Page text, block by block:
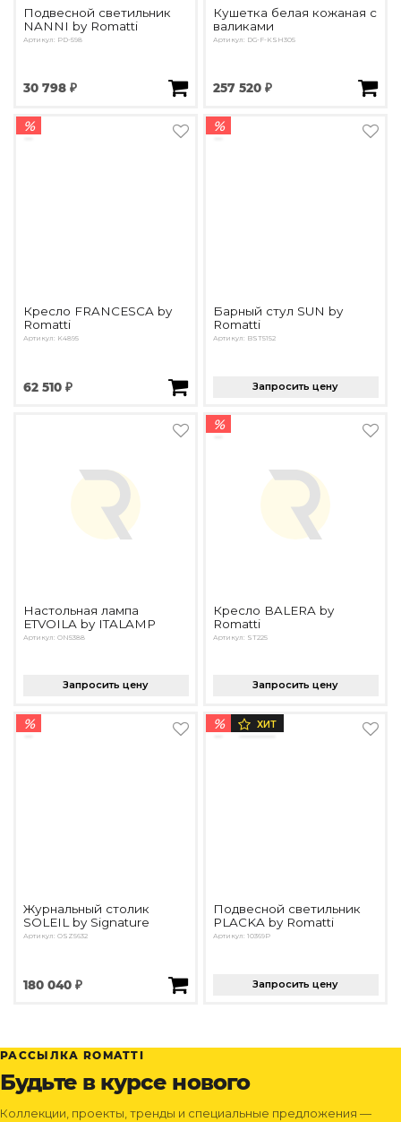
Подвесной светильник
NANNI by Romatti
Артикул: PD-598
30 798 ₽
Кушетка белая кожаная с
валиками
Артикул: DG-F-KSH305
257 520 ₽
%
Кресло FRANCESCA by
Romatti
Артикул: K4895
62 510 ₽
%
Барный стул SUN by
Romatti
Артикул: BST5152
Запросить цену
Настольная лампа
ETVOILA by ITALAMP
Артикул: ON5388
Запросить цену
%
Кресло BALERA by
Romatti
Артикул: ST225
Запросить цену
%
Журнальный столик
SOLEIL by Signature
Артикул: OSZ5632
180 040 ₽
% ХИТ
Подвесной светильник
PLACKA by Romatti
Артикул: 10369P
Запросить цену
РАССЫЛКА ROMATTI
Будьте в курсе нового
Коллекции, проекты, тренды и специальные предложения —